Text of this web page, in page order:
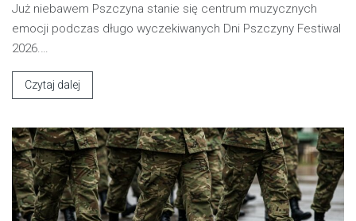
Już niebawem Pszczyna stanie się centrum muzycznych
emocji podczas długo wyczekiwanych Dni Pszczyny Festiwal
2026.…
Czytaj dalej